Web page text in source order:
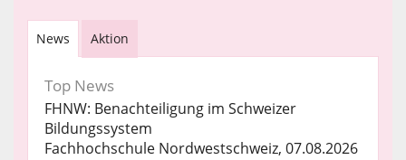
News Aktion
Top News
FHNW: Benachteiligung im Schweizer
Bildungssystem
Fachhochschule Nordwestschweiz, 07.08.2026